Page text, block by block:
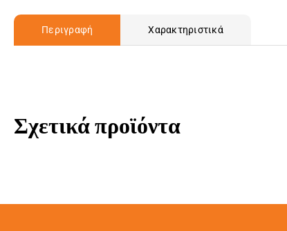
Περιγραφή Χαρακτηριστικά
Σχετικά προϊόντα